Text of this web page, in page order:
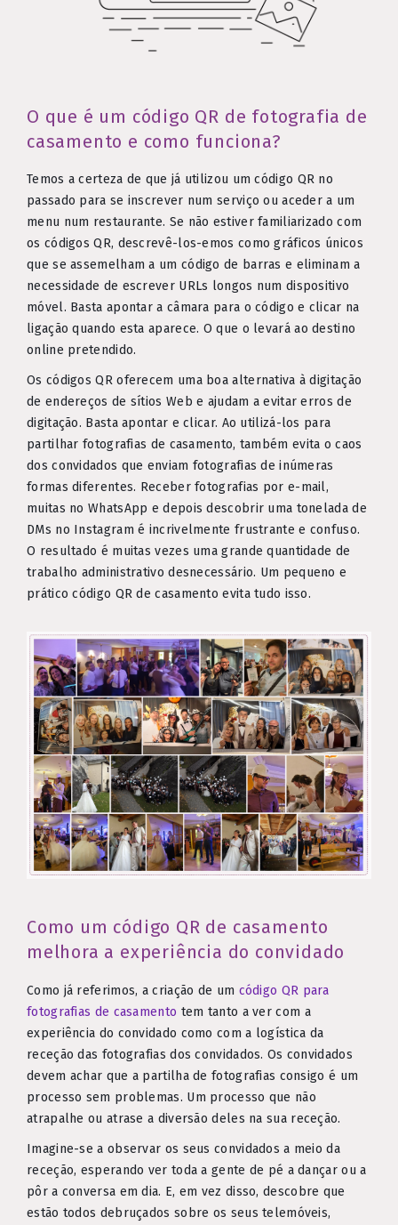
O que é um código QR de fotografia de
casamento e como funciona?
Temos a certeza de que já utilizou um código QR no
passado para se inscrever num serviço ou aceder a um
menu num restaurante. Se não estiver familiarizado com
os códigos QR, descrevê-los-emos como gráficos únicos
que se assemelham a um código de barras e eliminam a
necessidade de escrever URLs longos num dispositivo
móvel. Basta apontar a câmara para o código e clicar na
ligação quando esta aparece. O que o levará ao destino
online pretendido.
Os códigos QR oferecem uma boa alternativa à digitação
de endereços de sítios Web e ajudam a evitar erros de
digitação. Basta apontar e clicar. Ao utilizá-los para
partilhar fotografias de casamento, também evita o caos
dos convidados que enviam fotografias de inúmeras
formas diferentes. Receber fotografias por e-mail,
muitas no WhatsApp e depois descobrir uma tonelada de
DMs no Instagram é incrivelmente frustrante e confuso.
O resultado é muitas vezes uma grande quantidade de
trabalho administrativo desnecessário. Um pequeno e
prático código QR de casamento evita tudo isso.
Como um código QR de casamento
melhora a experiência do convidado
Como já referimos, a criação de um código QR para
fotografias de casamento tem tanto a ver com a
experiência do convidado como com a logística da
receção das fotografias dos convidados. Os convidados
devem achar que a partilha de fotografias consigo é um
processo sem problemas. Um processo que não
atrapalhe ou atrase a diversão deles na sua receção.
Imagine-se a observar os seus convidados a meio da
receção, esperando ver toda a gente de pé a dançar ou a
pôr a conversa em dia. E, em vez disso, descobre que
estão todos debruçados sobre os seus telemóveis,